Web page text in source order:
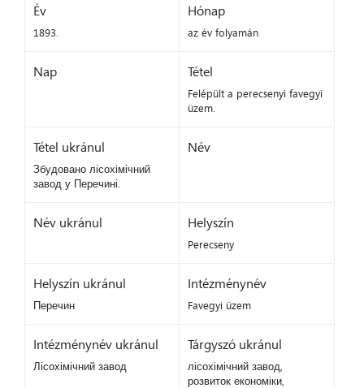
Év
1893.
Hónap
az év folyamán
Nap Tétel
Felépült a perecsenyi favegyi
üzem.
Tétel ukránul
Збудовано лісохімічний
завод у Перечині.
Név
Név ukránul Helyszín
Perecseny
Helyszín ukránul
Перечин
Intézménynév
Favegyi üzem
Intézménynév ukránul
Лісохімічний завод
Tárgyszó ukránul
лісохімічний завод,
розвиток економіки,